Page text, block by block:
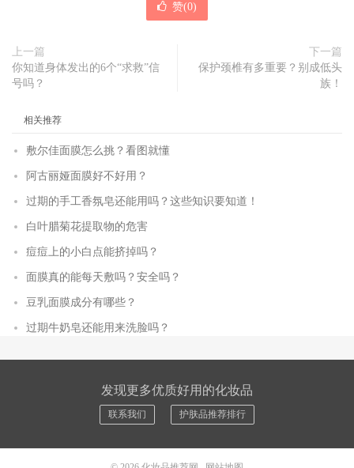
赞(0)
上一篇
你知道身体发出的6个“求救”信
号吗？
下一篇
保护颈椎有多重要？别成低头
族！
相关推荐
敷尔佳面膜怎么挑？看图就懂
阿古丽娅面膜好不好用？
过期的手工香氛皂还能用吗？这些知识要知道！
白叶腊菊花提取物的危害
痘痘上的小白点能挤掉吗？
面膜真的能每天敷吗？安全吗？
豆乳面膜成分有哪些？
过期牛奶皂还能用来洗脸吗？
发现更多优质好用的化妆品
联系我们 护肤品推荐排行